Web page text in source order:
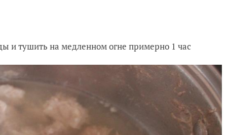
и тушить на медленном огне примерно 1 час